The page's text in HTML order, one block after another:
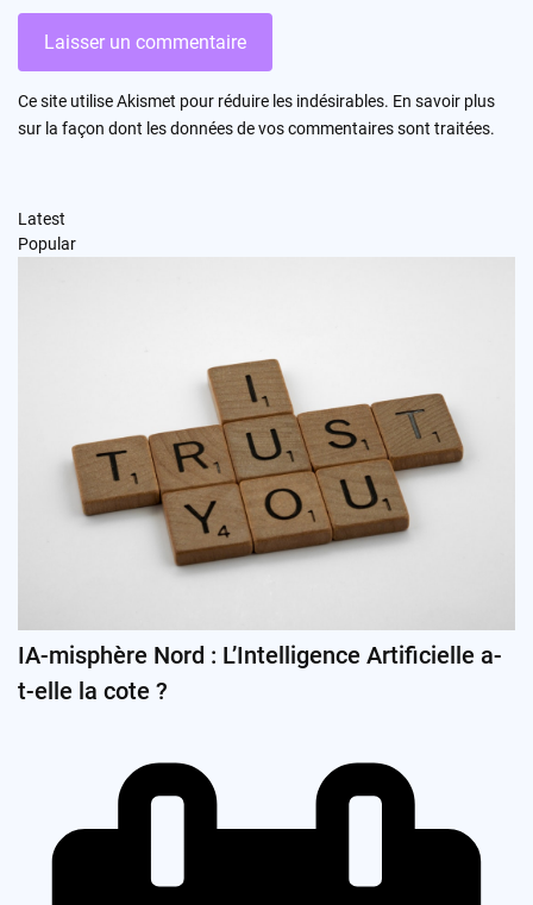
Ce site utilise Akismet pour réduire les indésirables. En savoir plus
sur la façon dont les données de vos commentaires sont traitées.
Latest
Popular
IA-misphère Nord : L’Intelligence Artificielle a-
t-elle la cote ?